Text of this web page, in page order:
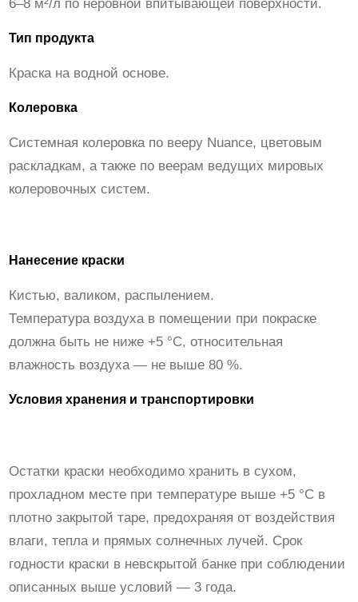
а
и
у
а
н
о
в
а
д
в
л
а
ж
н
ы
6–8 м²/л по неровной впитывающей поверхности.
Тип продукта
Краска на водной основе.
Колеровка
Системная колеровка по вееру Nuance, цветовым
раскладкам, а также по веерам ведущих мировых
колеровочных систем.
Нанесение краски
Кистью, валиком, распылением.
Температура воздуха в помещении при покраске
должна быть не ниже +5 °С, относительная
влажность воздуха — не выше 80 %.
Условия хранения и транспортировки
Остатки краски необходимо хранить в сухом,
прохладном месте при температуре выше +5 °С в
плотно закрытой таре, предохраняя от воздействия
влаги, тепла и прямых солнечных лучей. Срок
годности краски в невскрытой банке при соблюдении
описанных выше условий — 3 года.